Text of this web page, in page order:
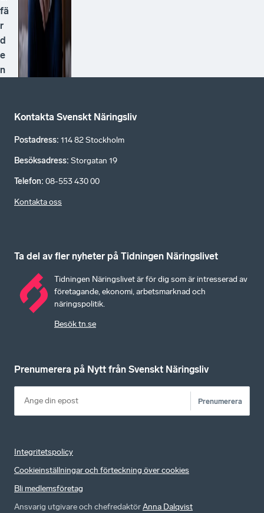
fä
r
d
e
n
Kontakta Svenskt Näringsliv
Postadress: 114 82 Stockholm
Besöksadress: Storgatan 19
Telefon: 08-553 430 00
Kontakta oss
Ta del av fler nyheter på Tidningen Näringslivet
Tidningen Näringslivet är för dig som är intresserad av
företagande, ekonomi, arbetsmarknad och
näringspolitik.
Besök tn.se
Prenumerera på Nytt från Svenskt Näringsliv
Prenumerera
Integritetspolicy
Cookieinställningar och förteckning över cookies
Bli medlemsföretag
Ansvarig utgivare och chefredaktörAnna Dalqvist